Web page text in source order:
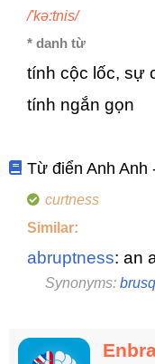
/'kə:tnis/
* danh từ
tính cộc lốc, sự
tính ngắn gọn
Từ điển Anh Anh
curtness
Similar:
abruptness: an
Synonyms: